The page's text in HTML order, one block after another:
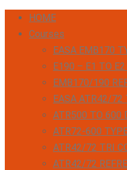
HOME
Courses
EASA EMB170
E190 – E1 TO E2
EMB170/190
EASA ATR42/72
ATR500 TO 600
ATR72-600
ATR42/72 TRI
ATR42/72